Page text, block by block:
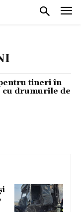
tineri în
cu drumurile de